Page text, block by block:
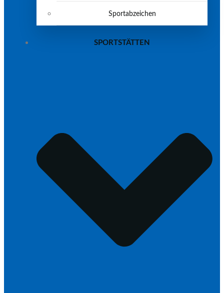
Sportabzeichen
SPORTSTÄTTEN